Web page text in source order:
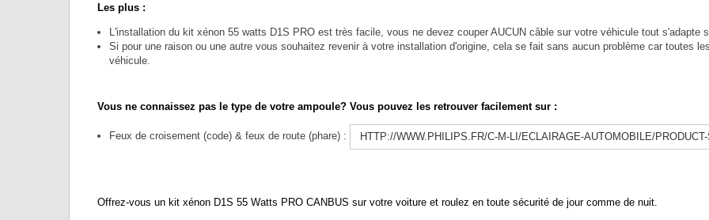
Les plus :
L'installation du kit xénon 55 watts D1S PRO est très facile, vous ne devez couper AUCUN câble sur votre véhicule tout s'adapte
Si pour une raison ou une autre vous souhaitez revenir à votre installation d'origine, cela se fait sans aucun problème car toutes
véhicule.
Vous ne connaissez pas le type de votre ampoule? Vous pouvez les retrouver facilement sur :
Feux de croisement (code) & feux de route (phare) : HTTP://WWW.PHILIPS.FR/C-M-LI/ECLAIRAGE-AUTOMOBILE/PRODUCT-
Offrez-vous un kit xénon D1S 55 Watts PRO CANBUS sur votre voiture et roulez en toute sécurité de jour comme de nuit.